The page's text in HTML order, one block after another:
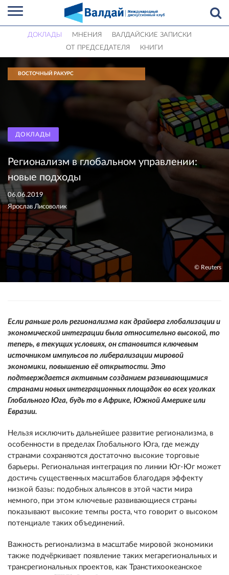
ДОКЛАДЫ МНЕНИЯ
ВАЛДАЙСКИЕ ЗАПИСКИ
ОТ ПРЕДСЕДАТЕЛЯ
КНИГИ
ВОСТОЧНЫЙ РАКУРС
ДОКЛАДЫ
Регионализм в глобальном управлении:
новые подходы
06.06.2019
Ярослав Лисоволик
© Reuters
Если раньше роль регионализма как драйвера глобализации и
экономической интеграции была относительно высокой, то
теперь, в текущих условиях, он становится ключевым
источником импульсов по либерализации мировой
экономики, повышению её открытости. Это
подтверждается активным созданием развивающимися
странами новых интеграционных площадок во всех уголках
Глобального Юга, будь то в Африке, Южной Америке или
Евразии.
Нельзя исключить дальнейшее развитие регионализма, в
особенности в пределах Глобального Юга, где между
странами сохраняются достаточно высокие торговые
барьеры. Региональная интеграция по линии Юг-Юг может
достичь существенных масштабов благодаря эффекту
низкой базы: подобных альянсов в этой части мира
немного, при этом ключевые развивающиеся страны
показывают высокие темпы роста, что говорит о высоком
потенциале таких объединений.
Важность регионализма в масштабе мировой экономики
также подчёркивает появление таких мегарегиональных и
трансрегиональных проектов, как Транстихоокеанское